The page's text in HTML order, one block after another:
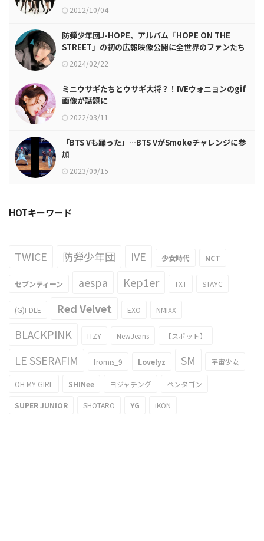
2012/10/04
防弾少年団J-HOPE、アルバム「HOPE ON THE
STREET」の初の広報映像公開に全世界のファンたち
熱狂2024/02/22
ミニウサギたちとウサギ大将？！IVEウォニョンのgif
画像が話題に
2022/03/11
「BTS Vも踊った」…BTS VがSmokeチャレンジに参
加
2023/09/15
HOTキーワード
TWICE 防弾少年団 IVE 少女時代 NCT
セブンティーン aespa Kep1er TXT STAYC
(G)I-DLE Red Velvet EXO NMIXX
BLACKPINK ITZY NewJeans 【スポット】
LE SSERAFIM fromis_9 Lovelyz SM 宇宙少女
OH MY GIRL SHINee ヨジャチング ペンタゴン
SUPER JUNIOR SHOTARO YG iKON